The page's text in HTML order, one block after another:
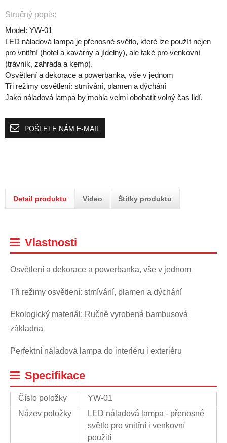
Stručný popis:
Model: YW-01
LED náladová lampa je přenosné světlo, které lze použít nejen
pro vnitřní (hotel a kavárny a jídelny), ale také pro venkovní
(trávník, zahrada a kemp).
Osvětlení a dekorace a powerbanka, vše v jednom
Tři režimy osvětlení: stmívání, plamen a dýchání
Jako náladová lampa by mohla velmi obohatit volný čas lidí.
POŠLETE NÁM E-MAIL
Detail produktu Video Štítky produktu
Vlastnosti
Osvětlení a dekorace a powerbanka, vše v jednom
Tři režimy osvětlení: stmívání, plamen a dýchání
Ekologický materiál: Ručně vyrobená bambusová
základna
Perfektní náladová lampa do interiéru i exteriéru
Specifikace
Číslo položky
YW-01
Název položky
LED náladová lampa - přenosné
světlo pro vnitřní i venkovní
použití